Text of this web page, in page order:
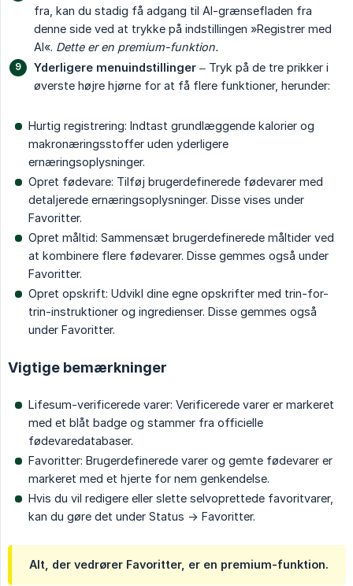
fra, kan du stadig få adgang til AI-grænsefladen fra
denne side ved at trykke på indstillingen »Registrer med
AI«. Dette er en premium-funktion.
Yderligere menuindstillinger – Tryk på de tre prikker i
øverste højre hjørne for at få flere funktioner, herunder:
Hurtig registrering: Indtast grundlæggende kalorier og
makronæringsstoffer uden yderligere
ernæringsoplysninger.
Opret fødevare: Tilføj brugerdefinerede fødevarer med
detaljerede ernæringsoplysninger. Disse vises under
Favoritter.
Opret måltid: Sammensæt brugerdefinerede måltider ved
at kombinere flere fødevarer. Disse gemmes også under
Favoritter.
Opret opskrift: Udvikl dine egne opskrifter med trin-for-
trin-instruktioner og ingredienser. Disse gemmes også
under Favoritter.
Vigtige bemærkninger
Lifesum-verificerede varer: Verificerede varer er markeret
med et blåt badge og stammer fra officielle
fødevaredatabaser.
Favoritter: Brugerdefinerede varer og gemte fødevarer er
markeret med et hjerte for nem genkendelse.
Hvis du vil redigere eller slette selvoprettede favoritvarer,
kan du gøre det under Status -> Favoritter.
Alt, der vedrører Favoritter, er en premium-funktion.